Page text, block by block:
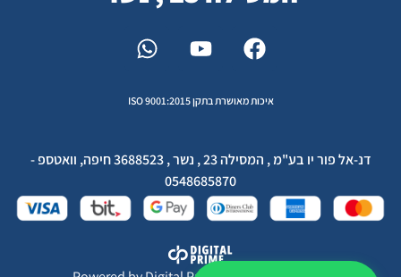
איכות מאושרת בתקן ISO 9001:2015
דנ-אל פור יו בע"מ , המסילה 23 , נשר , 3688523 חיפה, וואטספ -
0548685870